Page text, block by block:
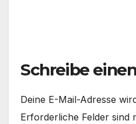
Schreibe
Deine E-Mail-Adresse
Erforderliche Felder sind